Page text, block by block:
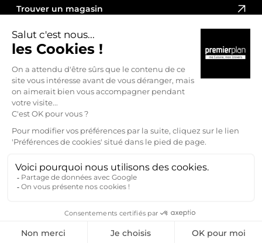
Trouver un magasin
PREMIER PLAN
Politique de confidentialité
Préférences Cookies
Studio Meta